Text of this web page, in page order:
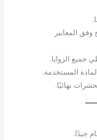
وفق المعايير
جميع الزوايا.
المستخدمة.
نهائيًا.
جيدًا.